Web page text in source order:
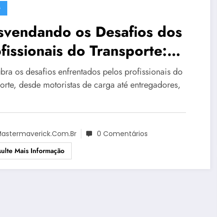
os Desafios dos
do Transporte:
em Foco
os desafios enfrentados pelos profissionais do
desde motoristas de carga até entregadores,
0 Comentários
Mais Informação